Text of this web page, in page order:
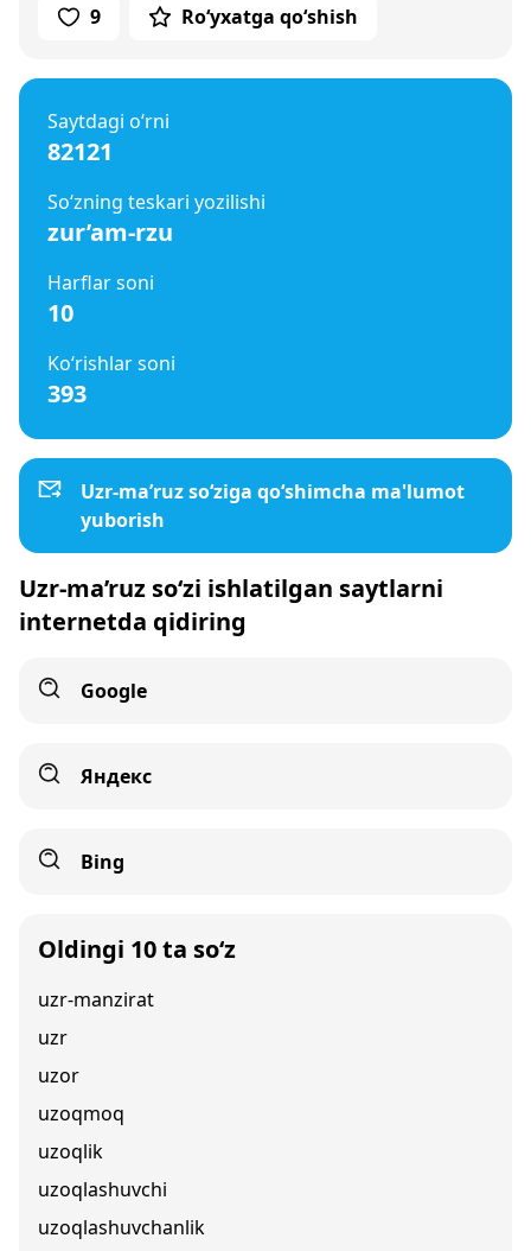
9 Ro‘yxatga qo‘shish
Saytdagi o‘rni
82121
So‘zning teskari yozilishi
zur’am-rzu
Harflar soni
10
Ko‘rishlar soni
393
Uzr-ma’ruz so‘ziga qo‘shimcha ma'lumot
yuborish
Uzr-ma’ruz so‘zi ishlatilgan saytlarni
internetda qidiring
Google
Яндекс
Bing
Oldingi 10 ta so‘z
uzr-manzirat
uzr
uzor
uzoqmoq
uzoqlik
uzoqlashuvchi
uzoqlashuvchanlik